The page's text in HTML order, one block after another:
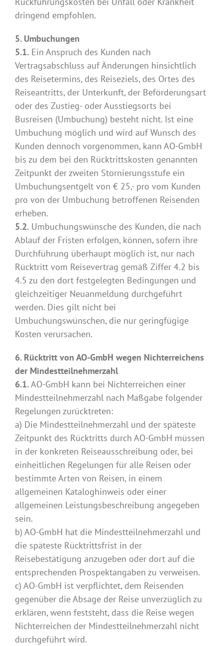
dringend empfohlen.
5. Umbuchungen
5.1. Ein Anspruch des Kunden nach
Vertragsabschluss auf Änderungen hinsichtlich
des Reisetermins, des Reiseziels, des Ortes des
Reiseantritts, der Unterkunft, der Beförderungsart
oder des Zustieg- oder Ausstiegsorts bei
Busreisen (Umbuchung) besteht nicht. Ist eine
Umbuchung möglich und wird auf Wunsch des
Kunden dennoch vorgenommen, kann AO-GmbH
bis zu dem bei den Rücktrittskosten genannten
Zeitpunkt der zweiten Stornierungsstufe ein
Umbuchungsentgelt von € 25,- pro vom Kunden
pro von der Umbuchung betroffenen Reisenden
erheben.
5.2. Umbuchungswünsche des Kunden, die nach
Ablauf der Fristen erfolgen, können, sofern ihre
Durchführung überhaupt möglich ist, nur nach
Rücktritt vom Reisevertrag gemäß Ziffer 4.2 bis
4.5 zu den dort festgelegten Bedingungen und
gleichzeitiger Neuanmeldung durchgeführt
werden. Dies gilt nicht bei
Umbuchungswünschen, die nur geringfügige
Kosten verursachen.
6. Rücktritt von AO-GmbH wegen Nichterreichens
der Mindestteilnehmerzahl
6.1.AO-GmbH kann bei Nichterreichen einer
Mindestteilnehmerzahl nach Maßgabe folgender
Regelungen zurücktreten:
a) Die Mindestteilnehmerzahl und der späteste
Zeitpunkt des Rücktritts durch AO-GmbH müssen
in der konkreten Reiseausschreibung oder, bei
einheitlichen Regelungen für alle Reisen oder
bestimmte Arten von Reisen, in einem
allgemeinen Kataloghinweis oder einer
allgemeinen Leistungsbeschreibung angegeben
sein.
b) AO-GmbH hat die Mindestteilnehmerzahl und
die späteste Rücktrittsfrist in der
Reisebestätigung anzugeben oder dort auf die
entsprechenden Prospektangaben zu verweisen.
c) AO-GmbH ist verpflichtet, dem Reisenden
gegenüber die Absage der Reise unverzüglich zu
erklären, wenn feststeht, dass die Reise wegen
Nichterreichen der Mindestteilnehmerzahl nicht
durchgeführt wird.